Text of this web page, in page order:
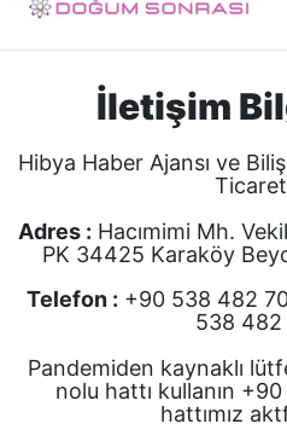
İletişim
Hibya Haber Ajansı ve
Adres : Hacımimi Mh.
PK 34425 Karaköy
Telefon : +90 538 482
538 482
Pandemiden kaynaklı
nolu hattı kullanın
hattımız